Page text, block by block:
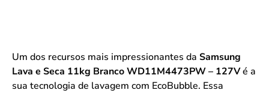
Um dos recursos mais impressionantes da Samsung
Lava e Seca 11kg Branco WD11M4473PW – 127Vé a
sua tecnologia de lavagem com EcoBubble. Essa